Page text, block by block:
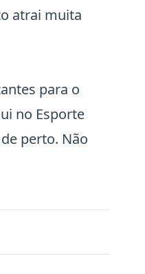
atrai muita
para o
no Esporte
perto. Não